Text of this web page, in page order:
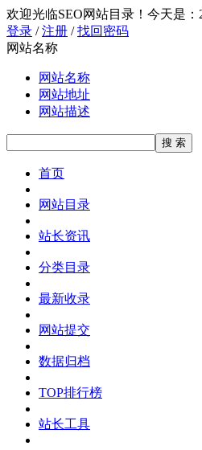
欢迎光临SEO网站目录！ 今天是：
登录 /注册 /找回密码
网站名称
网站名称
网站地址
网站描述
首页
网站目录
站长资讯
分类目录
最新收录
网站提交
数据归档
TOP排行榜
站长工具